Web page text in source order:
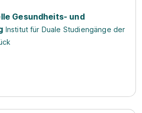
Gesundheits- und
Institut für Duale Studiengänge der